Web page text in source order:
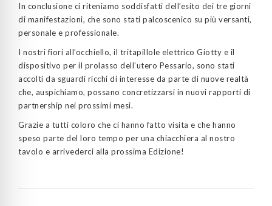
In conclusione ci riteniamo soddisfatti dell’esito dei tre giorni
di manifestazioni, che sono stati palcoscenico su più versanti,
personale e professionale.
I nostri fiori all’occhiello, il tritapillole elettrico Giotty e il
dispositivo per il prolasso dell’utero Pessario, sono stati
accolti da sguardi ricchi di interesse da parte di nuove realtà
che, auspichiamo, possano concretizzarsi in nuovi rapporti di
partnership nei prossimi mesi.
Grazie a tutti coloro che ci hanno fatto visita e che hanno
speso parte del loro tempo per una chiacchiera al nostro
tavolo e arrivederci alla prossima Edizione!